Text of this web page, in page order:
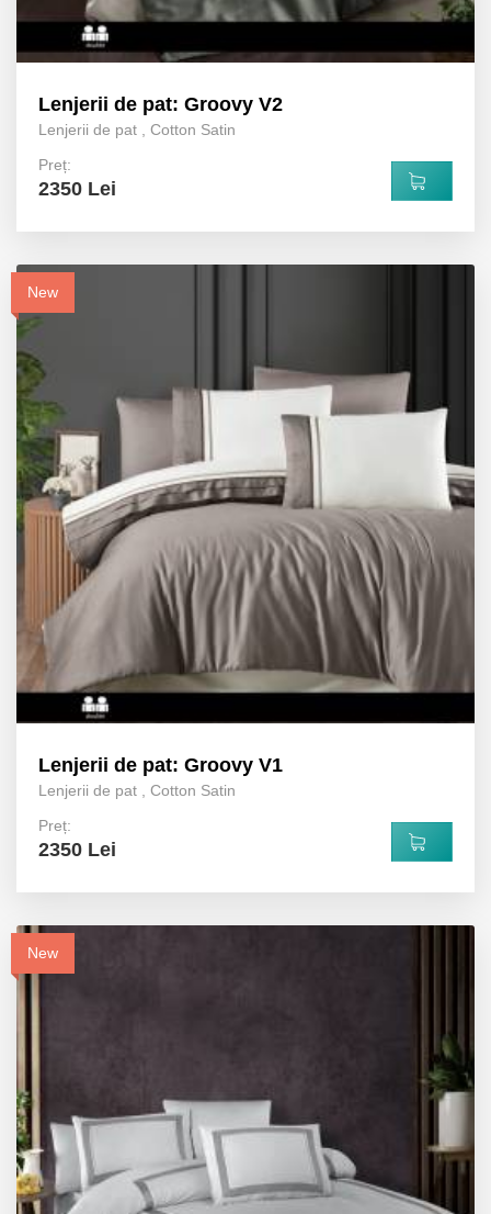
Lenjerii de pat: Groovy V2
Lenjerii de pat , Cotton Satin
Preț:
2350 Lei
New
Lenjerii de pat: Groovy V1
Lenjerii de pat , Cotton Satin
Preț:
2350 Lei
New